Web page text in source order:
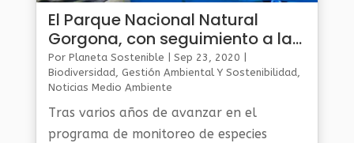
El Parque Nacional Natural
Gorgona, con seguimiento a las
aves marinas
Por Planeta Sostenible Sep 23, 2020
Biodiversidad, Gestión Ambiental Y Sostenibilidad,
Noticias Medio Ambiente
Tras varios años de avanzar en el
programa de monitoreo de especies